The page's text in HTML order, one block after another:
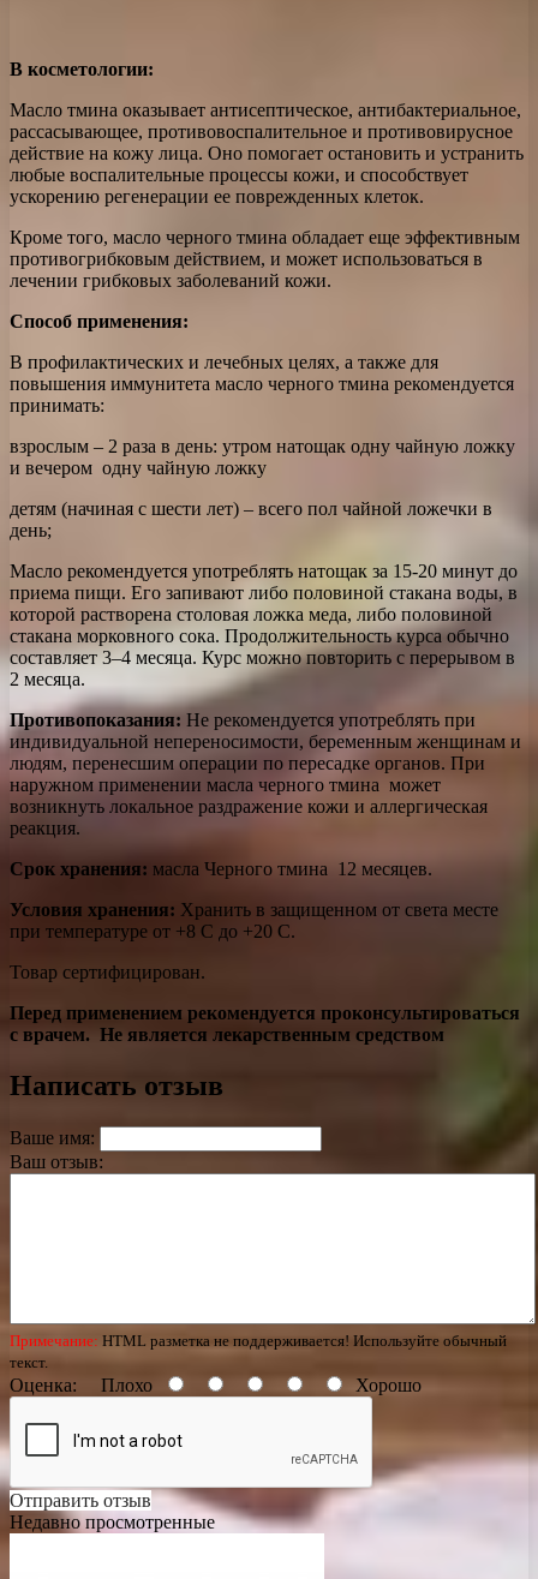
В косметологии:
Масло тмина оказывает антисептическое, антибактериальное,
рассасывающее, противовоспалительное и противовирусное
действие на кожу лица. Оно помогает остановить и устранить
любые воспалительные процессы кожи, и способствует
ускорению регенерации ее поврежденных клеток.
Кроме того, масло черного тмина обладает еще эффективным
противогрибковым действием, и может использоваться в
лечении грибковых заболеваний кожи.
Способ применения:
В профилактических и лечебных целях, а также для
повышения иммунитета масло черного тмина рекомендуется
принимать:
взрослым – 2 раза в день: утром натощак одну чайную ложку
и вечером одну чайную ложку
детям (начиная с шести лет) – всего пол чайной ложечки в
день;
Масло рекомендуется употреблять натощак за 15-20 минут до
приема пищи. Его запивают либо половиной стакана воды, в
которой растворена столовая ложка меда, либо половиной
стакана морковного сока. Продолжительность курса обычно
составляет 3–4 месяца. Курс можно повторить с перерывом в
2 месяца.
Противопоказания: Не рекомендуется употреблять при
индивидуальной непереносимости, беременным женщинам и
людям, перенесшим операции по пересадке органов. При
наружном применении масла черного тмина может
возникнуть локальное раздражение кожи и аллергическая
реакция.
Срок хранения: масла Черного тмина 12 месяцев.
Условия хранения: Хранить в защищенном от света месте
при температуре от +8 С до +20 С.
Товар сертифицирован.
Перед применением рекомендуется проконсультироваться
с врачем. Не является лекарственным средством
Написать отзыв
Ваше имя:
Ваш отзыв:
Примечание: HTML разметка не поддерживается! Используйте обычный
текст.
Оценка: Плохо Хорошо
Отправить отзыв
Недавно просмотренные